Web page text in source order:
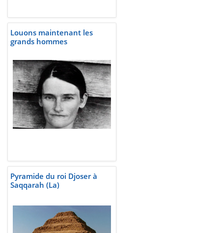
Louons maintenant les
grands hommes
Pyramide du roi Djoser à
Saqqarah (La)